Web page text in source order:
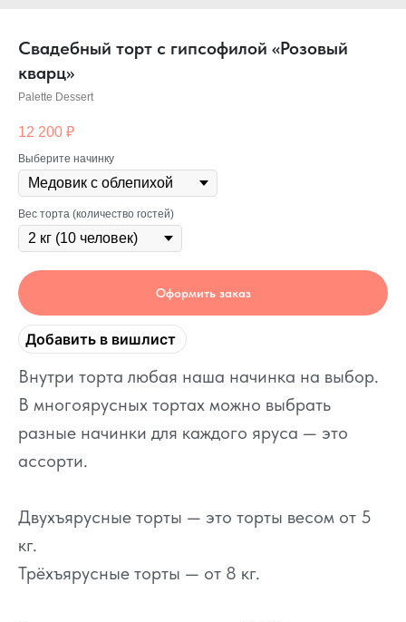
Свадебный торт c гипсофилой «Розовый
кварц»
Palette Dessert
12 200 ₽
Выберите начинку
Вес торта (количество гостей)
Оформить заказ
Добавить в вишлист
Внутри торта любая наша начинка на выбор.
В многоярусных тортах можно выбрать
разные начинки для каждого яруса — это
ассорти.
Двухъярусные торты — это торты весом от 5
кг.
Трёхъярусные торты — от 8 кг.